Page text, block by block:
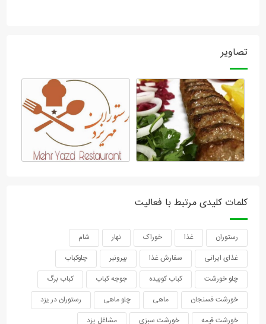
تصاویر
کلمات کلیدی مرتبط با فعالیت
رستوران غذا خوراک نهار
شام
غذای ایرانی
سفارش غذا بیرونبر
چلوکباب
چلو خورشت
کباب کوبیده جوجه کباب
کباب برگ
خورشت فسنجان
ماهی چلو ماهی
رستوران در یزد
خورشت قیمه
خورشت سبزی مشاغل یزد